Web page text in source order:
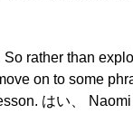
rather than
on to some
はい、